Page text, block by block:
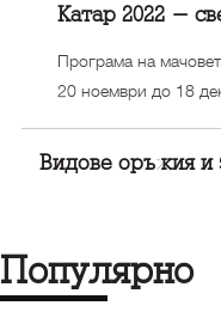
Катар 2022 -
Програма на
20 ноември до 18
Видове оръжия и
Популярно